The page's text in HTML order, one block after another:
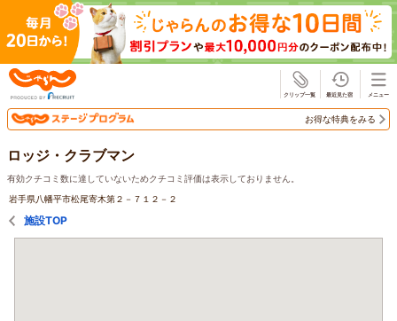
お得な特典をみる
ロッジ・クラブマン
有効クチコミ数に達していないためクチコミ評価は表示しておりません。
岩手県八幡平市松尾寄木第２－７１２－２
施設TOP